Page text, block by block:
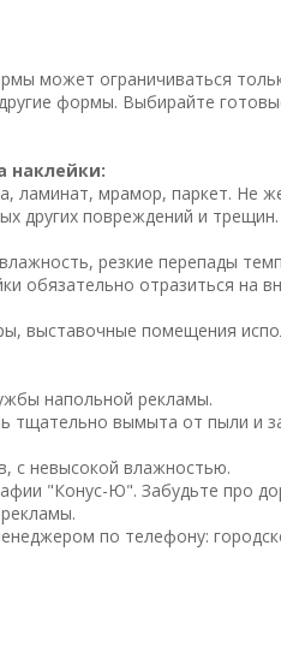
может ограничиваться
формы. Выбирайте
наклейки:
ламинат, мрамор, паркет. Не
других повреждений и
резкие перепады
обязательно отразиться на
выставочные помещения
напольной рекламы.
тщательно вымыта от пыли и
с невысокой влажностью.
"Конус-Ю". Забудьте про
по телефону: